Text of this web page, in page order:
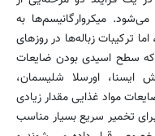
میكروارگانیسم‌ها به
تركیبات زباله‌ها در روزهای
سطح اسیدی بودن ضایعات
ایسنا، اورسلا شلیسمان،
مواد غذایی مقدار زیادی
تخمیر سریع بسیار مناسب